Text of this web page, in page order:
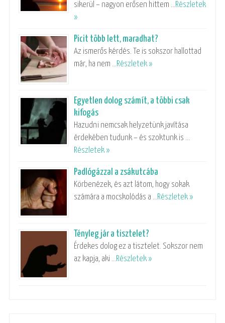
sikerül – nagyon erősen hittem …Részletek
»
Picit több lett, maradhat?
Az ismerős kérdés. Te is sokszor hallottad
már, ha nem …Részletek »
Egyetlen dolog számít, a többi csak
kifogás
Hazudni nemcsak helyzetünk javítása
érdekében tudunk – és szoktunk is …
Részletek »
Padlógázzal a zsákutcába
Körbenézek, és azt látom, hogy sokak
számára a mocskolódás a …Részletek »
Tényleg jár a tisztelet?
Érdekes dolog ez a tisztelet. Sokszor nem
az kapja, aki …Részletek »